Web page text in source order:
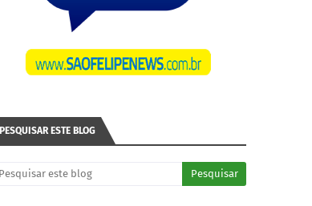
PESQUISAR ESTE BLOG